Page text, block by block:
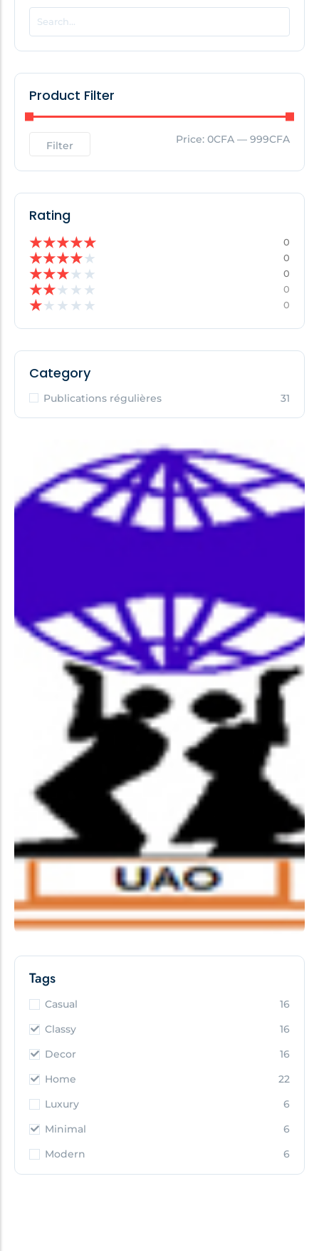
POPULAR THIS WEEK
No Posts Found!
No Posts Found!
Product Filter
Filter Price: 0CFA — 999CFA
Rating
★★★★★ 0
★★★★★ 0
★★★★ ★ 0
★★★ ★ ★ 0
★★ ★ ★ ★ 0
Category
Publications régulières 31
Tags
Casual
16
Classy
16
Decor
16
Home
22
Luxury
6
Minimal
6
Modern
6